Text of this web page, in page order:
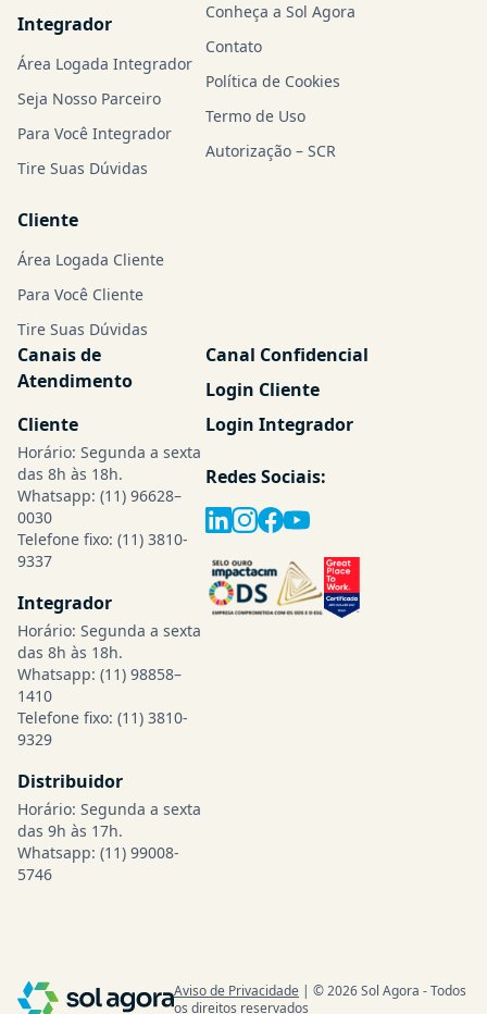
Integrador
Área Logada Integrador
Seja Nosso Parceiro
Para Você Integrador
Tire Suas Dúvidas
Cliente
Área Logada Cliente
Para Você Cliente
Tire Suas Dúvidas
Conheça a Sol Agora
Contato
Política de Cookies
Termo de Uso
Autorização – SCR
Canais de
Atendimento
Cliente
Horário: Segunda a sexta
das 8h às 18h.
Whatsapp: (11) 96628–
0030
Telefone fixo: (11) 3810-
9337
Integrador
Horário: Segunda a sexta
das 8h às 18h.
Whatsapp: (11) 98858–
1410
Telefone fixo: (11) 3810-
9329
Distribuidor
Horário: Segunda a sexta
das 9h às 17h.
Whatsapp: (11) 99008-
5746
Canal Confidencial
Login Cliente
Login Integrador
Redes Sociais:
Aviso de Privacidade | © 2026 Sol Agora - Todos
os direitos reservados